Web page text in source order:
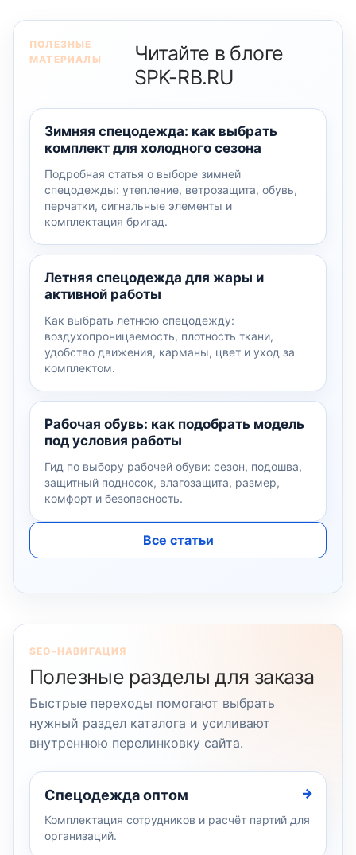
ПОЛЕЗНЫЕ
МАТЕРИАЛЫ
Читайте в блоге
SPK-RB.RU
Зимняя спецодежда: как выбрать
комплект для холодного сезона
Подробная статья о выборе зимней
спецодежды: утепление, ветрозащита, обувь,
перчатки, сигнальные элементы и
комплектация бригад.
Летняя спецодежда для жары и
активной работы
Как выбрать летнюю спецодежду:
воздухопроницаемость, плотность ткани,
удобство движения, карманы, цвет и уход за
комплектом.
Рабочая обувь: как подобрать модель
под условия работы
Гид по выбору рабочей обуви: сезон, подошва,
защитный подносок, влагозащита, размер,
комфорт и безопасность.
Все статьи
SEO-НАВИГАЦИЯ
Полезные разделы для заказа
Быстрые переходы помогают выбрать
нужный раздел каталога и усиливают
внутреннюю перелинковку сайта.
Спецодежда оптом
Комплектация сотрудников и расчёт партий для
организаций.